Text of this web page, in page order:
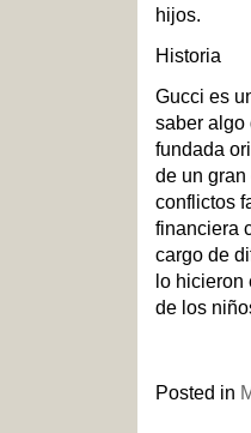
hijos.
Historia
Gucci es
saber algo
fundada
de un
conflictos
financiera
cargo de
lo
de los
Posted in